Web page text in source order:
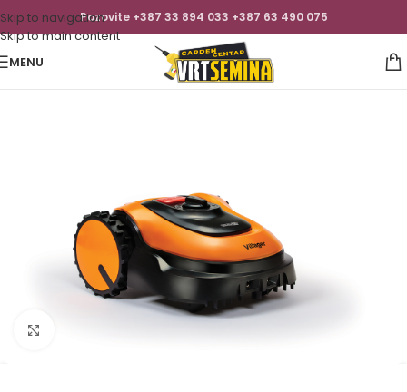
Skip to navigation
Skip to main content
Pozovite +387 33 894 033 +387 63 490 075
MENU